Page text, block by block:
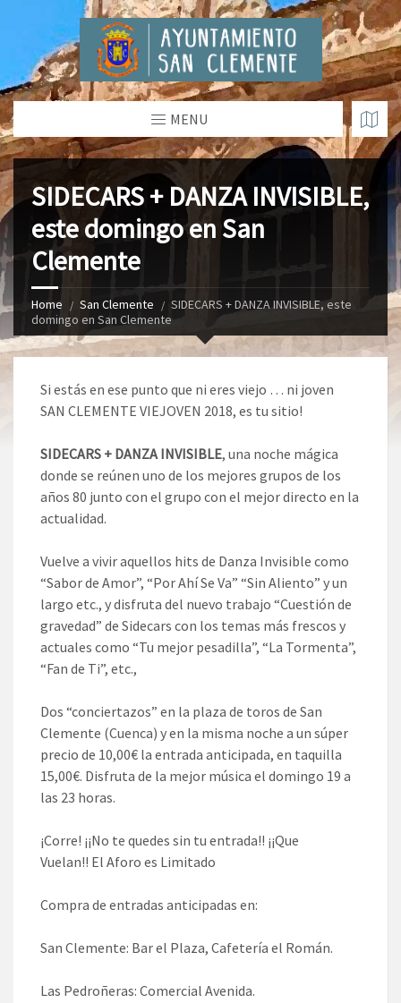
MENU
SIDECARS + DANZA INVISIBLE,
este domingo en San
Clemente
Home San Clemente
SIDECARS + DANZA INVISIBLE, este
domingo en San Clemente
Si estás en ese punto que ni eres viejo … ni joven
SAN CLEMENTE VIEJOVEN 2018, es tu sitio!
SIDECARS + DANZA INVISIBLE, una noche mágica
donde se reúnen uno de los mejores grupos de los
años 80 junto con el grupo con el mejor directo en la
actualidad.
Vuelve a vivir aquellos hits de Danza Invisible como
“Sabor de Amor”, “Por Ahí Se Va” “Sin Aliento” y un
largo etc., y disfruta del nuevo trabajo “Cuestión de
gravedad” de Sidecars con los temas más frescos y
actuales como “Tu mejor pesadilla”, “La Tormenta”,
“Fan de Ti”, etc.,
Dos “conciertazos” en la plaza de toros de San
Clemente (Cuenca) y en la misma noche a un súper
precio de 10,00€ la entrada anticipada, en taquilla
15,00€. Disfruta de la mejor música el domingo 19 a
las 23 horas.
¡Corre! ¡¡No te quedes sin tu entrada!! ¡¡Que
Vuelan!! El Aforo es Limitado
Compra de entradas anticipadas en:
San Clemente: Bar el Plaza, Cafetería el Román.
Las Pedroñeras: Comercial Avenida.